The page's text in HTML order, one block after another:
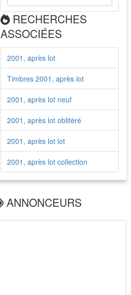
RECHERCHES
ASSOCIÉES
2001, après lot
Timbres 2001, après lot
2001, après lot neuf
2001, après lot oblitéré
2001, après lot lot
2001, après lot collection
ANNONCEURS